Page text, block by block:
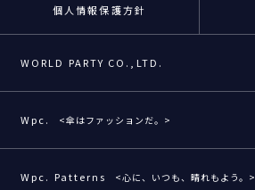
個人情報保護方針
WORLD PARTY CO.,LTD.
Wpc. <傘はファッションだ。>
Wpc. Patterns <心に、いつも、晴れもよう。>